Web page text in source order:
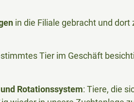
in die Filiale gebracht und dort
Tier im Geschäft
Rotationssystem: Tiere, die